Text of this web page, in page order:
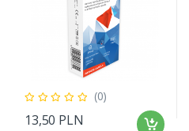
(0)
13,50 PLN